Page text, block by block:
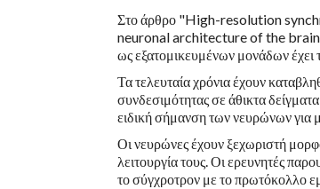
Στο άρθρο "High-resolution
neuronal architecture of the
ως εξατομικευμένων μονάδων έχει
Τα τελευταία χρόνια έχουν
συνδεσιμότητας σε άθικτα
ειδική σήμανση των νευρώνων για
Οι νευρώνες έχουν ξεχωριστή
λειτουργία τους. Οι ερευνητές
το σύγχροτρον με το πρωτόκολλο